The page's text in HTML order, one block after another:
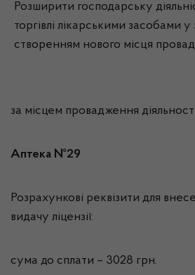
Розширити господарську
торгівлі лікарськими засобами у
створенням нового місця
за місцем провадження
Аптека №29
Розрахункові реквізити для
видачу ліцензії:
сума до сплати – 3028 грн.